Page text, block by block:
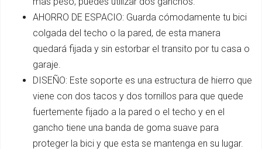
AHORRO DE ESPACIO: Guarda cómodamente tu bici
colgada del techo o la pared, de esta manera
quedará fijada y sin estorbar el transito por tu casa o
garaje.
DISEÑO: Este soporte es una estructura de hierro que
viene con dos tacos y dos tornillos para que quede
fuertemente fijado a la pared o el techo y en el
gancho tiene una banda de goma suave para
proteger la bici y que esta se mantenga en su lugar.